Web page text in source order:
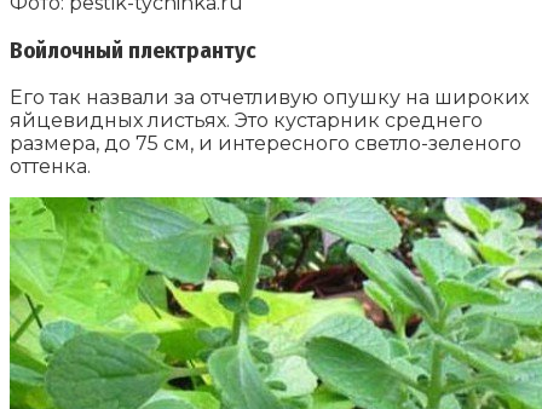
Войлочный плектрантус
Его так назвали за отчетливую опушку на широких
яйцевидных листьях. Это кустарник среднего
размера, до 75 см, и интересного светло-зеленого
оттенка.